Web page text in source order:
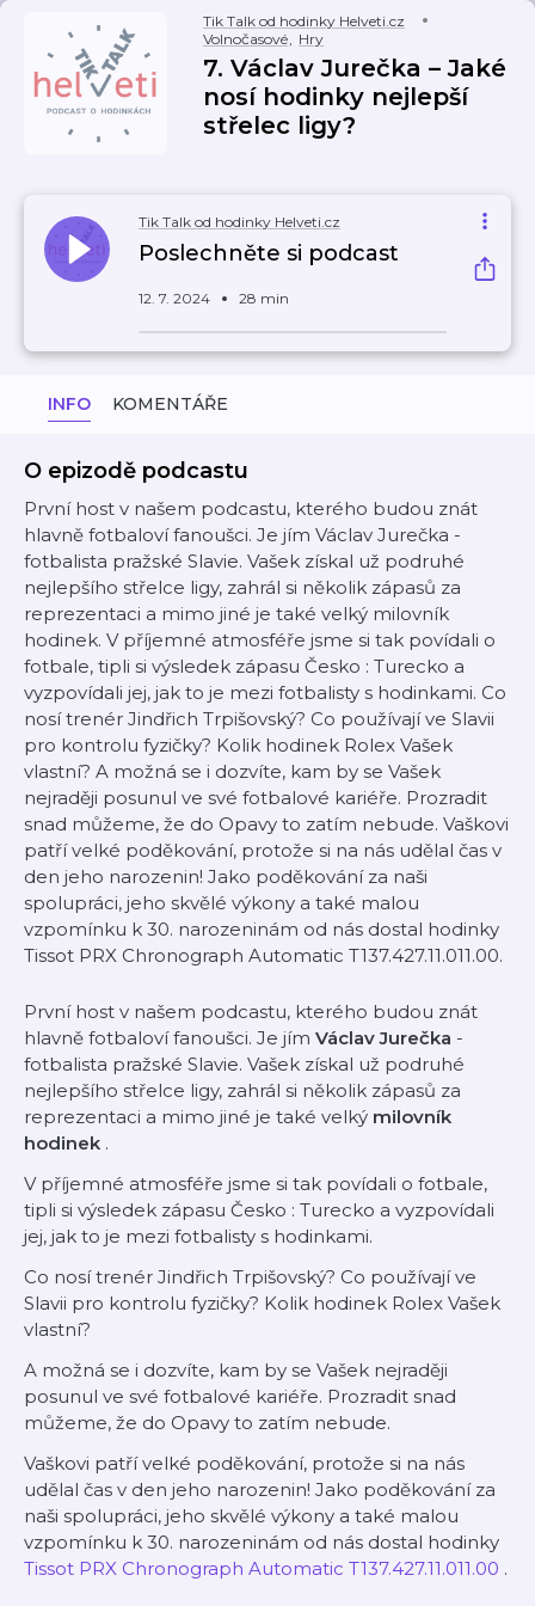
Tik Talk od hodinky Helveti.cz
Volnočasové, Hry
7. Václav Jurečka – Jaké
nosí hodinky nejlepší
střelec ligy?
Tik Talk od hodinky Helveti.cz
Poslechněte si podcast
12. 7. 2024 28 min
INFO KOMENTÁŘE
O epizodě podcastu
První host v našem podcastu, kterého budou znát
hlavně fotbaloví fanoušci. Je jím Václav Jurečka -
fotbalista pražské Slavie. Vašek získal už podruhé
nejlepšího střelce ligy, zahrál si několik zápasů za
reprezentaci a mimo jiné je také velký milovník
hodinek. V příjemné atmosféře jsme si tak povídali o
fotbale, tipli si výsledek zápasu Česko : Turecko a
vyzpovídali jej, jak to je mezi fotbalisty s hodinkami. Co
nosí trenér Jindřich Trpišovský? Co používají ve Slavii
pro kontrolu fyzičky? Kolik hodinek Rolex Vašek
vlastní? A možná se i dozvíte, kam by se Vašek
nejraději posunul ve své fotbalové kariéře. Prozradit
snad můžeme, že do Opavy to zatím nebude. Vaškovi
patří velké poděkování, protože si na nás udělal čas v
den jeho narozenin! Jako poděkování za naši
spolupráci, jeho skvělé výkony a také malou
vzpomínku k 30. narozeninám od nás dostal hodinky
Tissot PRX Chronograph Automatic T137.427.11.011.00.
První host v našem podcastu, kterého budou znát
hlavně fotbaloví fanoušci. Je jím Václav Jurečka -
fotbalista pražské Slavie. Vašek získal už podruhé
nejlepšího střelce ligy, zahrál si několik zápasů za
reprezentaci a mimo jiné je také velký milovník
hodinek .
V příjemné atmosféře jsme si tak povídali o fotbale,
tipli si výsledek zápasu Česko : Turecko a vyzpovídali
jej, jak to je mezi fotbalisty s hodinkami.
Co nosí trenér Jindřich Trpišovský? Co používají ve
Slavii pro kontrolu fyzičky? Kolik hodinek Rolex Vašek
vlastní?
A možná se i dozvíte, kam by se Vašek nejraději
posunul ve své fotbalové kariéře. Prozradit snad
můžeme, že do Opavy to zatím nebude.
Vaškovi patří velké poděkování, protože si na nás
udělal čas v den jeho narozenin! Jako poděkování za
naši spolupráci, jeho skvělé výkony a také malou
vzpomínku k 30. narozeninám od nás dostal hodinky
Tissot PRX Chronograph Automatic T137.427.11.011.00 .